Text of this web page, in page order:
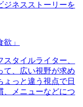
ジネスストーリーを
」
タイルライター、
て、広い視野が求め
ょっと違う視点で日
、メニューなどにつ